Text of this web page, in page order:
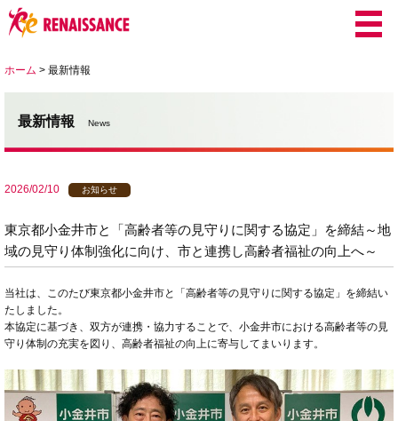
ホーム > 最新情報
最新情報 News
2026/02/10 お知らせ
東京都小金井市と「高齢者等の見守りに関する協定」を締結～地
域の見守り体制強化に向け、市と連携し高齢者福祉の向上へ～
当社は、このたび東京都小金井市と「高齢者等の見守りに関する協定」を締結い
たしました。
本協定に基づき、双方が連携・協力することで、小金井市における高齢者等の見
守り体制の充実を図り、高齢者福祉の向上に寄与してまいります。